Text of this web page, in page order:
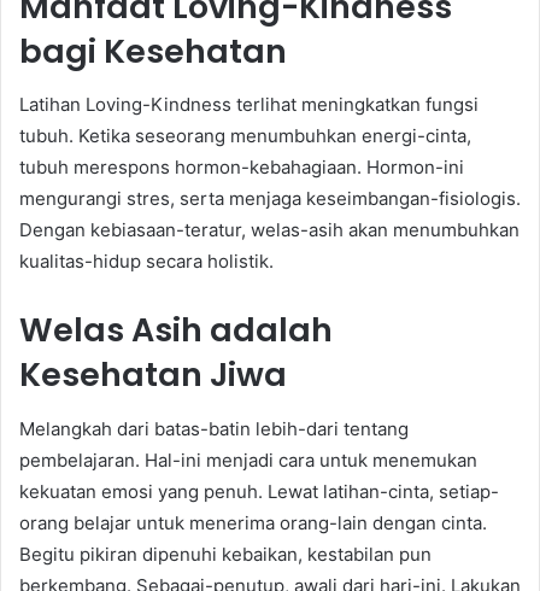
bagi Kesehatan
Latihan Loving-Kindness terlihat meningkatkan fungsi
tubuh. Ketika seseorang menumbuhkan energi-cinta,
tubuh merespons hormon-kebahagiaan. Hormon-ini
mengurangi stres, serta menjaga keseimbangan-fisiologis.
Dengan kebiasaan-teratur, welas-asih akan menumbuhkan
kualitas-hidup secara holistik.
Welas Asih adalah
Kesehatan Jiwa
Melangkah dari batas-batin lebih-dari tentang
pembelajaran. Hal-ini menjadi cara untuk menemukan
kekuatan emosi yang penuh. Lewat latihan-cinta, setiap-
orang belajar untuk menerima orang-lain dengan cinta.
Begitu pikiran dipenuhi kebaikan, kestabilan pun
berkembang. Sebagai-penutup, awali dari hari-ini. Lakukan